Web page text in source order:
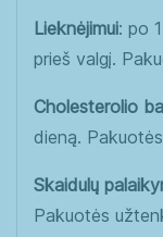
Lieknėjimui: po
prieš valgį.
Cholesterolio
dieną.
Skaidulų
Pakuotės